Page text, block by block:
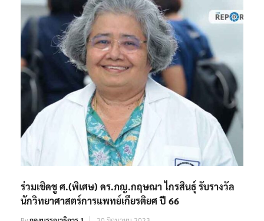
ร่วมเชิดชู ศ.(พิเศษ) ดร.ภญ.กฤษณา ไกรสินธุ์ รับรางวัล
นักวิทยาศาสตร์การแพทย์เกียรติยศ ปี 66